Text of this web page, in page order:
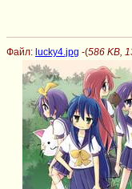
Файл: lucky4.jpg -(586 KB,